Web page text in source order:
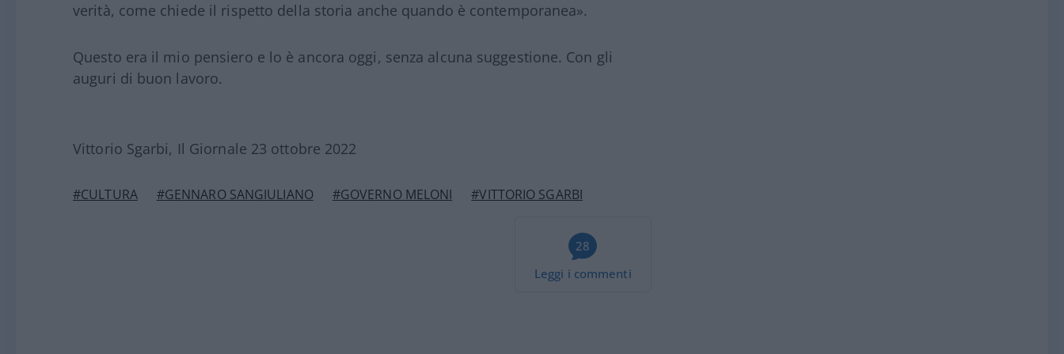
verità, come chiede il rispetto della storia anche quando è contemporanea».
Questo era il mio pensiero e lo è ancora oggi, senza alcuna suggestione. Con gli
auguri di buon lavoro.
Vittorio Sgarbi, Il Giornale 23 ottobre 2022
#CULTURA #GENNARO SANGIULIANO #GOVERNO MELONI #VITTORIO SGARBI
28
Leggi i commenti